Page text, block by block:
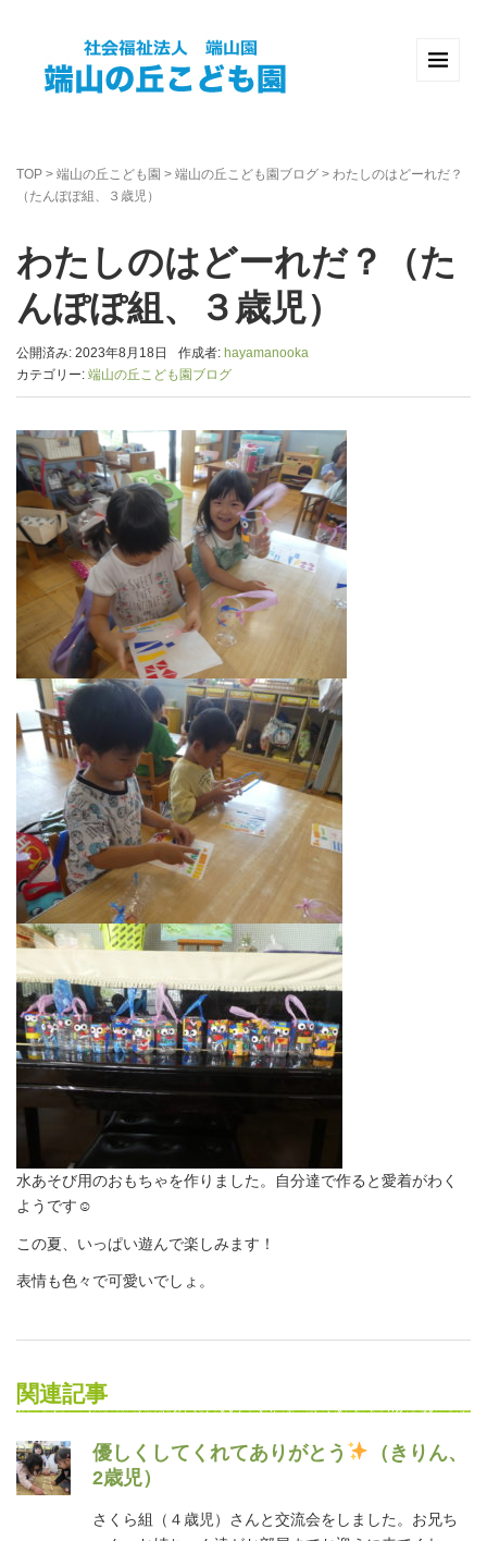
TOP > 端山の丘こども園 > 端山の丘こども園ブログ > わたしのはどーれだ？
（たんぽぽ組、３歳児）
わたしのはどーれだ？（た
んぽぽ組、３歳児）
公開済み: 2023年8月18日 作成者: hayamanooka
カテゴリー: 端山の丘こども園ブログ
水あそび用のおもちゃを作りました。自分達で作ると愛着がわく
ようです☺
この夏、いっぱい遊んで楽しみます！
表情も色々で可愛いでしょ。
関連記事
優しくしてくれてありがとう
（きりん、
2歳児）
さくら組（４歳児）さんと交流会をしました。お兄ち